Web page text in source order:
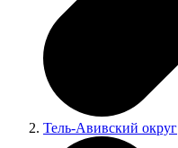
Тель-Авивский округ